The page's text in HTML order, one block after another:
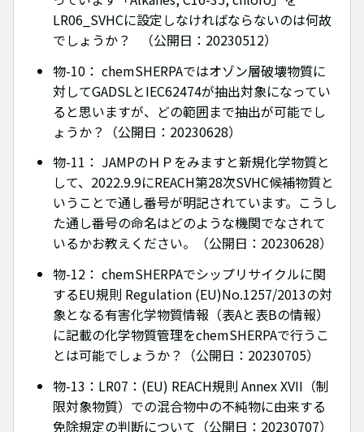
LR06_SVHCに設定しなければならないのは何故
でしょうか？ （公開日：20230512）
物-10： chemSHERPAではオゾン層破壊物質に
対してGADSLとIEC62474が抽出対象になってい
ると思いますが、どの範囲まで抽出が可能でし
ょうか？（公開日：20230628）
物-11： JAMPのＨＰをみますと新規化学物質と
して、2022.9.9にREACH第28次SVHC候補物質と
いうことで通し番号が明記されています。こうし
た通し番号の命名はどのような機関でなされて
いるかお教えください。（公開日：20230628）
物-12： chemSHERPAでシップリサイクルに関
するEU規則 Regulation (EU)No.1257/2013の対
象となる有害化学物質情報（表Aと表Bの情報）
に記載の化学物質管理をchemSHERPAで行うこ
とは可能でしょうか？（公開日：20230705）
物-13：LR07：(EU) REACH規則 Annex XVII（制
限対象物質）での混合物中の不純物に由来する
免除規定の判断について（公開日：20230707）